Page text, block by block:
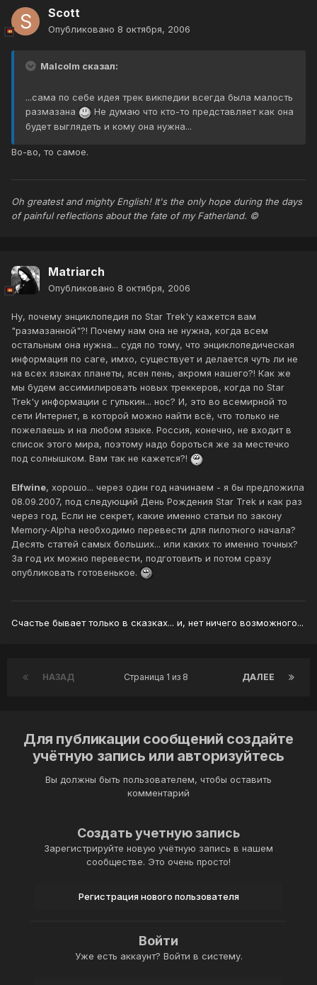
Scott
Опубликовано 8 октября, 2006
Malcolm сказал:
...сама по себе идея трек викпедии всегда была малость
размазана
Не думаю что кто-то представляет как она
будет выглядеть и кому она нужна...
Во-во, то самое.
Oh greatest and mighty English! It's the only hope during the days
of painful reflections about the fate of my Fatherland. ©
Matriarch
Опубликовано 8 октября, 2006
Ну, почему энциклопедия по Star Trek'у кажется вам
"размазанной"?! Почему нам она не нужна, когда всем
остальным она нужна... судя по тому, что энциклопедическая
информация по саге, имхо, существует и делается чуть ли не
на всех языках планеты, ясен пень, акромя нашего?! Как же
мы будем ассимилировать новых треккеров, когда по Star
Trek'у информации с гулькин... нос? И, это во всемирной то
сети Интернет, в которой можно найти всё, что только не
пожелаешь и на любом языке. Россия, конечно, не входит в
список этого мира, поэтому надо бороться же за местечко
под солнышком. Вам так не кажется?!
Elfwine, хорошо... через один год начинаем - я бы предложила
08.09.2007, под следующий День Рождения Star Trek и как раз
через год. Если не секрет, какие именно статьи по закону
Memory-Alpha необходимо перевести для пилотного начала?
Десять статей самых больших... или каких то именно точных?
За год их можно перевести, подготовить и потом сразу
опубликовать готовенькое.
Счастье бывает только в сказках... и, нет ничего возможного...
НАЗАД ДАЛЕЕ
Страница 1 из 8
Для публикации сообщений создайте
учётную запись или авторизуйтесь
Вы должны быть пользователем, чтобы оставить
комментарий
Создать учетную запись
Зарегистрируйте новую учётную запись в нашем
сообществе. Это очень просто!
Регистрация нового пользователя
Войти
Уже есть аккаунт? Войти в систему.